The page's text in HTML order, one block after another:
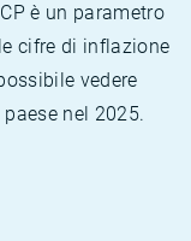
è un parametro
cifre di inflazione
vedere
nel 2025.